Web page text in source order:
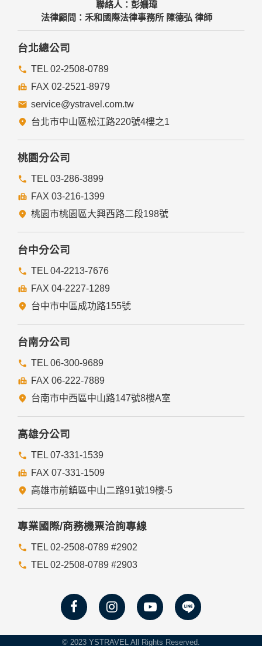
格要求其遵守保密義務，並且採取必要檢查程序以確定其將確
實遵守。
四、網站對外的相關連結
提供的連結，點選進入其他網站。但該連結網站不適用本網站
的隱私權保護政策，您必須參考該連結網站中的隱私權保護政
策。
五、與第三人共用個人資料之政策
本網站絕不會提供、交換、出租或出售任何您的個人資料給其
他個人、團體、私人企業或公務機關，但有法律依據或合約義
務者，不在此限。
前項但書之情形包括不限於：
經由您書面同意。
法律明文規定。
與公務機關或學術研究機構合作，基於公共利益為統計或學術
研究而有必要，且資料經過提供者處理或蒐集者依其揭露方式
無從識別特定之當事人。
當您在網站的行為，違反服務條款或可能損害或妨礙網站與其
揭露您的個人資料是為了辨識、聯絡或採取法律行動所必要
者。
本網站委託廠商協助蒐集、處理或利用您的個人資料時，將對
委外廠商或個人善盡監督管理之責。
六、Cookie之使用
為了提供您最佳的服務，本網站會在您的電腦中放置並取用我
們的Cookie，若您不願接受Cookie的寫入，您可在您使用的
瀏覽器功能項中設定隱私權等級為高，即可拒絕Cookie的寫
七、隱私權保護政策之修正
款將刊登於網站上。
聯絡人：彭姍瑋
法律顧問：禾和國際法律事務所 陳德弘 律師
台北總公司
TEL 02-2508-0789
FAX 02-2521-8979
service@ystravel.com.tw
台北市中山區松江路220號4樓之1
桃園分公司
TEL 03-286-3899
FAX 03-216-1399
桃園市桃園區大興西路二段198號
台中分公司
TEL 04-2213-7676
FAX 04-2227-1289
台中市中區成功路155號
台南分公司
TEL 06-300-9689
FAX 06-222-7889
台南市中西區中山路147號8樓A室
高雄分公司
TEL 07-331-1539
FAX 07-331-1509
高雄市前鎮區中山二路91號19樓-5
專業國際/商務機票洽詢專線
TEL 02-2508-0789 #2902
TEL 02-2508-0789 #2903
© 2023 YSTRAVEL All Rights Reserved.